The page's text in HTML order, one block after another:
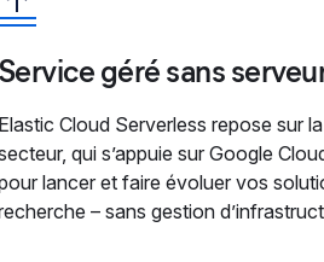
Service géré sans
Elastic Cloud Serverless repose sur
qui s’appuie sur Google
lancer et faire évoluer vos
– sans gestion